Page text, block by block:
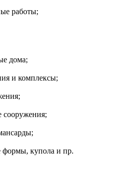
работы;
дома;
и комплексы;
сооружения;
формы, купола и пр.